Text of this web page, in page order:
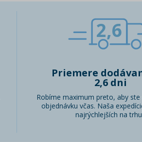
2,6
Priemere
2,6 dni
Robíme maximum preto, aby
objednávku včas. Naša
najrýchlejších na